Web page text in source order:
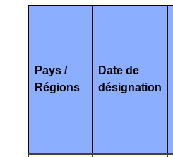
Pays /
Régions
Date de
désignation